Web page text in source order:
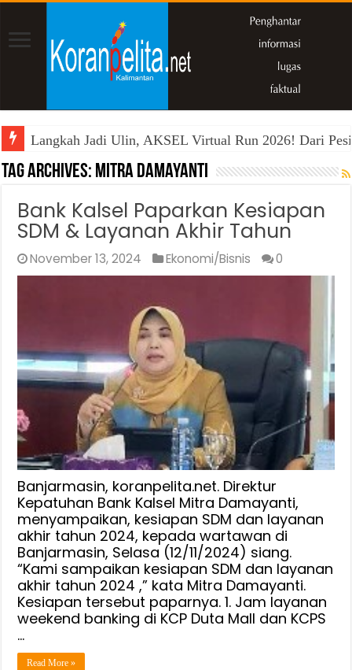
Langkah Jadi Ulin, AKSEL Virtual Run 2026! Dari
Tag Archives: Mitra Damayanti
Bank Kalsel Paparkan Kesiapan
SDM & Layanan Akhir Tahun
November 13, 2024 Ekonomi/Bisnis 0
Banjarmasin, koranpelita.net. Direktur
Kepatuhan Bank Kalsel Mitra Damayanti,
menyampaikan, kesiapan SDM dan layanan
akhir tahun 2024, kepada wartawan di
Banjarmasin, Selasa (12/11/2024) siang.
“Kami sampaikan kesiapan SDM dan layanan
akhir tahun 2024 ,” kata Mitra Damayanti.
Kesiapan tersebut paparnya. 1. Jam layanan
weekend banking di KCP Duta Mall dan KCPS
…
Read More »